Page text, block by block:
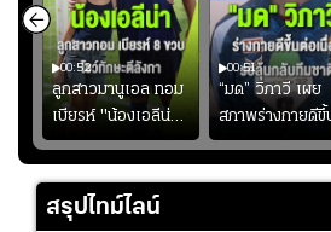
00:52
ลูกสาวมานูเอล ทอม
เบียรห์ "น้องเอลีน่า"
วัย 8 ขวบ โชว์ตี
ลังกาสุดพริ้ว
00:51
“มด” วิภาวี เผย
สภาพร่างกายดีขึ้
อย่างต่อเนื่อง พ
พยายามลงสนาม
สรุปไทม์ไลน์